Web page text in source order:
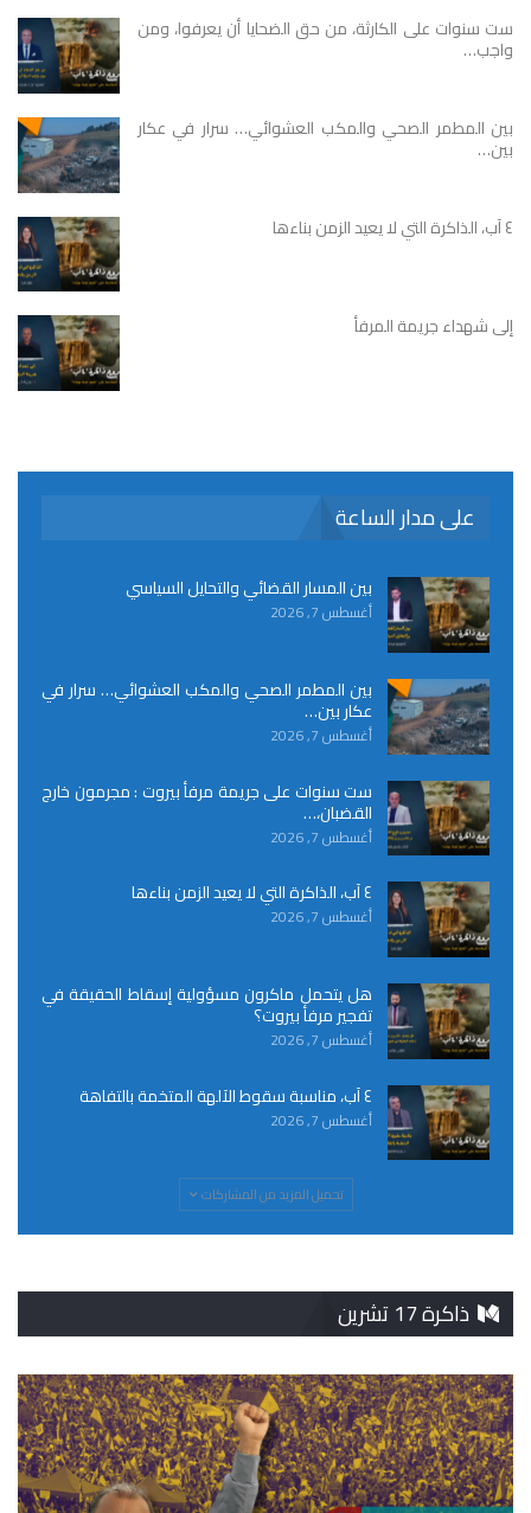
ست سنوات على الكارثة، من حق الضحايا أن يعرفوا، ومن
واجب…
بين المطمر الصحي والمكب العشوائي… سرار في عكار
بين…
٤ آب، الذاكرة التي لا يعيد الزمن بناءها
إلى شهداء جريمة المرفأ
على مدار الساعة
بين المسار القضائي والتحايل السياسي
أغسطس 7, 2026
بين المطمر الصحي والمكب العشوائي… سرار في
عكار بين…
أغسطس 7, 2026
ست سنوات على جريمة مرفأ بيروت : مجرمون خارج
القضبان،…
أغسطس 7, 2026
٤ آب، الذاكرة التي لا يعيد الزمن بناءها
أغسطس 7, 2026
هل يتحمل ماكرون مسؤولية إسقاط الحقيقة في
تفجير مرفأ بيروت؟
أغسطس 7, 2026
٤ آب، مناسبة سقوط الآلهة المتخمة بالتفاهة
أغسطس 7, 2026
تحميل المزيد من المشاركات
ذاكرة 17 تشرين